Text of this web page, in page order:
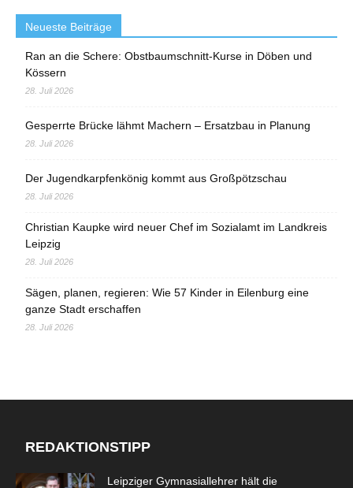
Neueste Beiträge
Ran an die Schere: Obstbaumschnitt-Kurse in Döben und
Kössern
28. Juli 2026
Gesperrte Brücke lähmt Machern – Ersatzbau in Planung
28. Juli 2026
Der Jugendkarpfenkönig kommt aus Großpötzschau
28. Juli 2026
Christian Kaupke wird neuer Chef im Sozialamt im Landkreis
Leipzig
28. Juli 2026
Sägen, planen, regieren: Wie 57 Kinder in Eilenburg eine
ganze Stadt erschaffen
28. Juli 2026
REDAKTIONSTIPP
Leipziger Gymnasiallehrer hält die